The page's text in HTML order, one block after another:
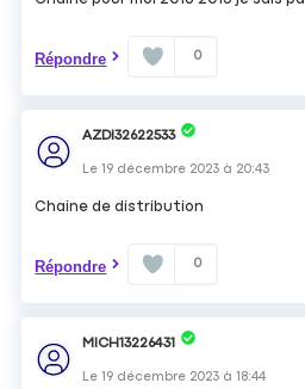
Répondre 0
AZDI32622533
Le19 décembre 2023 à 20:43
Chaine de distribution
Répondre 0
MICH13226431
Le19 décembre 2023 à18:44